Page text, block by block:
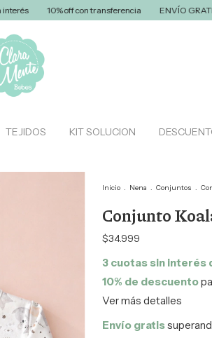
10% off con transferencia ENVÍO GRATIS 3
TEJIDOS KIT SOLUCION
Inicio . Nena . Conjuntos .
Conjunto
$34.999
3 cuotas sin interés
10% de descuento
Ver más detalles
Envío gratis